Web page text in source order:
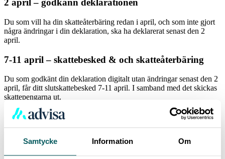
Samtycke Information Om
2 april – godkänn deklarationen
Du som vill ha din skatteåterbäring redan i april, och som inte gjort
några ändringar i din deklaration, ska ha deklarerat senast den 2
april.
7-11 april – skattebesked & och skatteåterbäring
Du som godkänt din deklaration digitalt utan ändringar senast den 2
april, får ditt slutskattebesked 7-11 april. I samband med det skickas
skattepengarna ut.
15 mars-15 april – deklaration via post
Har du e-legitimation kan du logga in i Skatteverkets e-tjänst och
deklarera, även om du inte fått din pappersdeklaration.